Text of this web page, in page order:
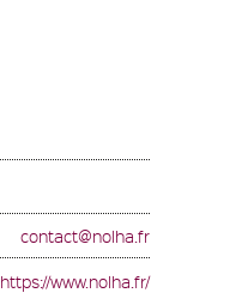
contact@nolha.fr
https://www.nolha.fr/